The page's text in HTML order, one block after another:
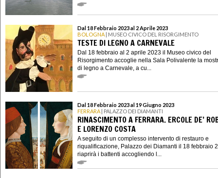
Dal 18 Febbraio 2023 al 2 Aprile 2023
BOLOGNA | MUSEO CIVICO DEL RISORGIMENTO
TESTE DI LEGNO A CARNEVALE
Dal 18 febbraio al 2 aprile 2023 il Museo civico del
Risorgimento accoglie nella Sala Polivalente la
di legno a Carnevale, a cu...
Dal 18 Febbraio 2023 al 19 Giugno 2023
FERRARA | PALAZZO DEI DIAMANTI
RINASCIMENTO A FERRARA. ERCOLE DE’
E LORENZO COSTA
A seguito di un complesso intervento di restauro e
riqualificazione, Palazzo dei Diamanti il 18 febbraio
riaprirà i battenti accogliendo l...